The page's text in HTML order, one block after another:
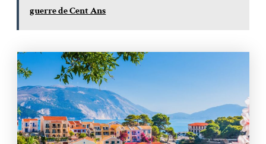
guerre de Cent Ans